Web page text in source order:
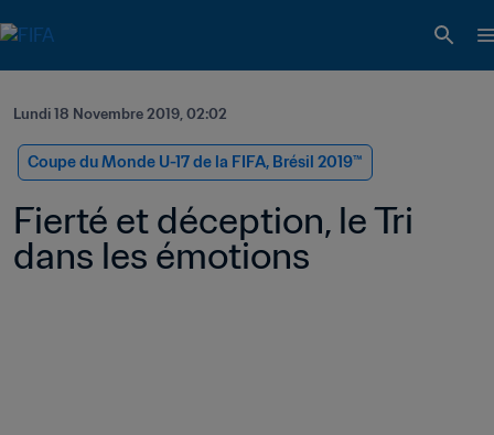
Lundi 18 Novembre 2019, 02:02
Coupe du Monde U-17 de la FIFA, Brésil 2019™
Fierté et déception, le Tri
dans les émotions